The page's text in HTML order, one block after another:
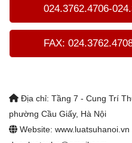
024.3762.4706-
FAX:
Địa chỉ: Tầng 7 - Cung Trí
phường Cầu Giấy, Hà Nội
Website: www.luatsuhanoi.vn